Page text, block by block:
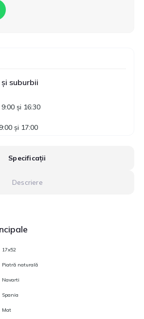
suburbii
și 16:30
și 17:00
Specificații
Descriere
17x52
Piatră naturală
Navarti
Spania
Mat